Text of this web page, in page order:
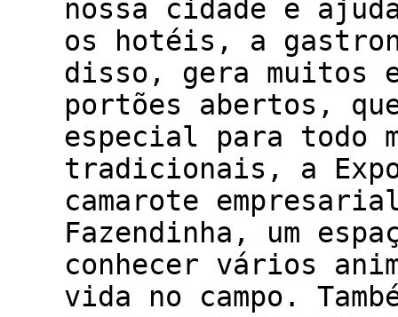
nossa cidade e
os hotéis, a
disso, gera muitos
portões abertos,
especial para todo
tradicionais, a
camarote
Fazendinha, um
conhecer vários
vida no campo.